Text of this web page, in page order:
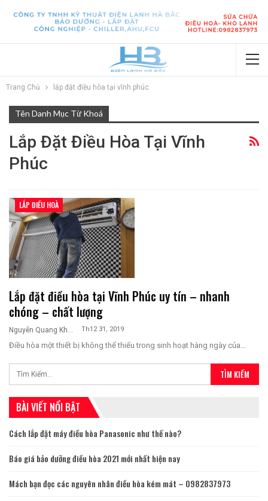
Trang Chủ lắp đặt điều hòa tại vĩnh phúc
Tên Danh Mục Từ Khoá
Lắp Đặt Điều Hòa Tại Vĩnh
Phúc
LẮP ĐIỀU HOÀ
Lắp đặt điều hòa tại Vĩnh Phúc uy tín – nhanh
chóng – chất lượng
Nguyễn Quang Khương Th12 31, 2019
Điều hòa một thiết bị không thể thiếu trong sinh hoạt hàng ngày của…
BÀI VIẾT NỔI BẬT
Cách lắp đặt máy điều hòa Panasonic như thế nào?
Báo giá bảo dưỡng điều hòa 2021 mới nhất hiện nay
Mách bạn đọc các nguyên nhân điều hòa kém mát – 0982837973